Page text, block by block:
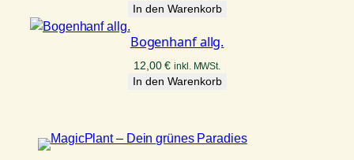
In den Warenkorb
Bogenhanf allg.
12,00€ inkl. MWSt.
In den Warenkorb